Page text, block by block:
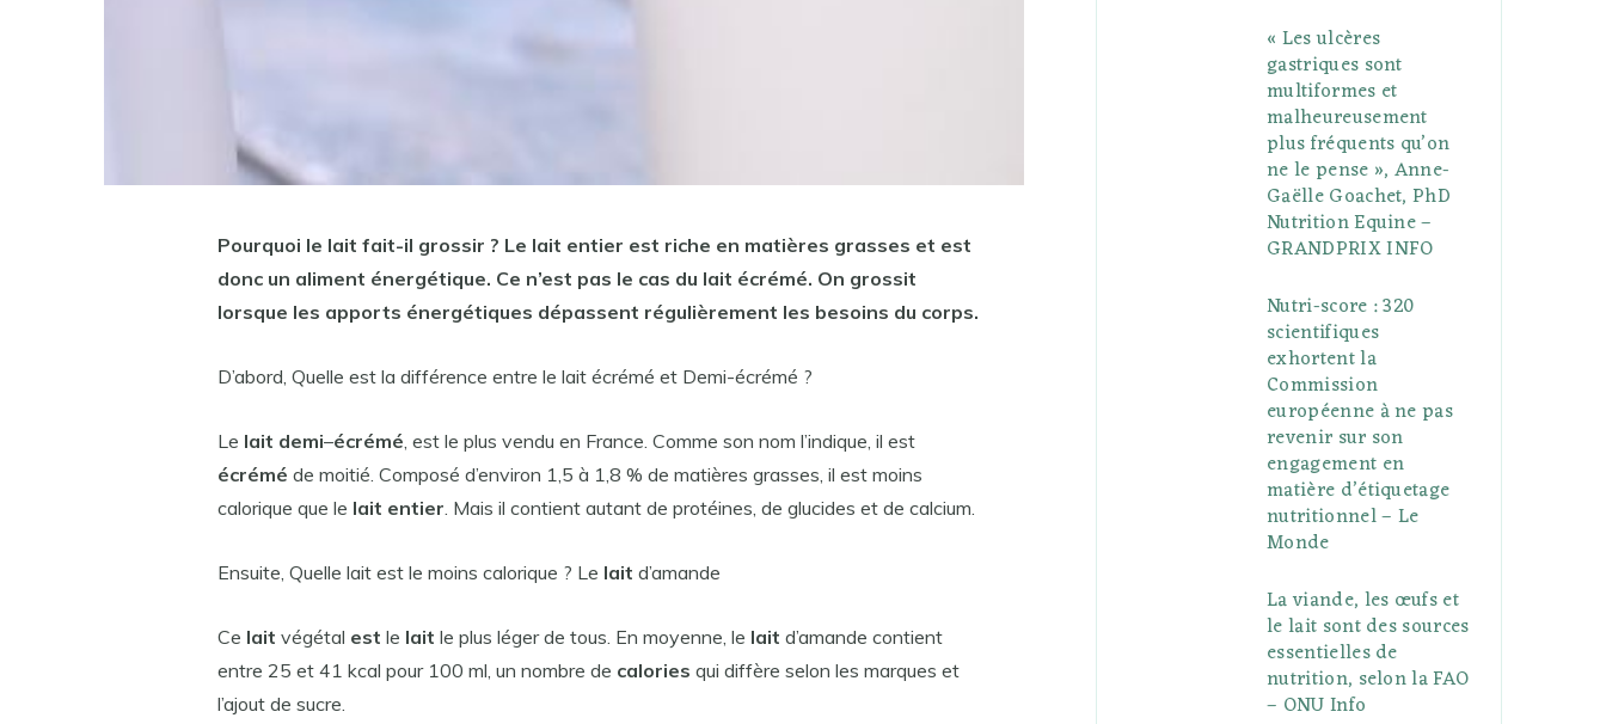
Pourquoi le lait fait-il grossir ? Le lait entier est riche en matières grasses et est
donc un aliment énergétique. Ce n’est pas le cas du lait écrémé. On grossit
lorsque les apports énergétiques dépassent régulièrement les besoins du corps.
D’abord, Quelle est la différence entre le lait écrémé et Demi-écrémé ?
Le lait demi–écrémé, est le plus vendu en France. Comme son nom l’indique, il est
écrémé de moitié. Composé d’environ 1,5 à 1,8 % de matières grasses, il est moins
calorique que le lait entier. Mais il contient autant de protéines, de glucides et de calcium.
Ensuite, Quelle lait est le moins calorique ? Le lait d’amande
Ce lait végétal est le lait le plus léger de tous. En moyenne, le lait d’amande contient
entre 25 et 41 kcal pour 100 ml, un nombre de calories qui diffère selon les marques et
l’ajout de sucre.
« Les ulcères
gastriques sont
multiformes et
malheureusement
plus fréquents qu’on
ne le pense », Anne-
Gaëlle Goachet, PhD
Nutrition Equine –
GRANDPRIX INFO
Nutri-score : 320
scientifiques
exhortent la
Commission
européenne à ne pas
revenir sur son
engagement en
matière d’étiquetage
nutritionnel – Le
Monde
La viande, les œufs et
le lait sont des sources
essentielles de
nutrition, selon la FAO
– ONU Info